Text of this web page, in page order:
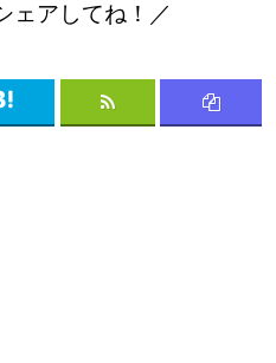
ェアしてね！／